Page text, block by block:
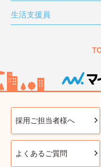
生活支援員
採用ご担当者様へ
よくあるご質問